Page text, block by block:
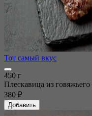
Тот самый вкус
450 г
Плескавица из
380 ₽
Добавить